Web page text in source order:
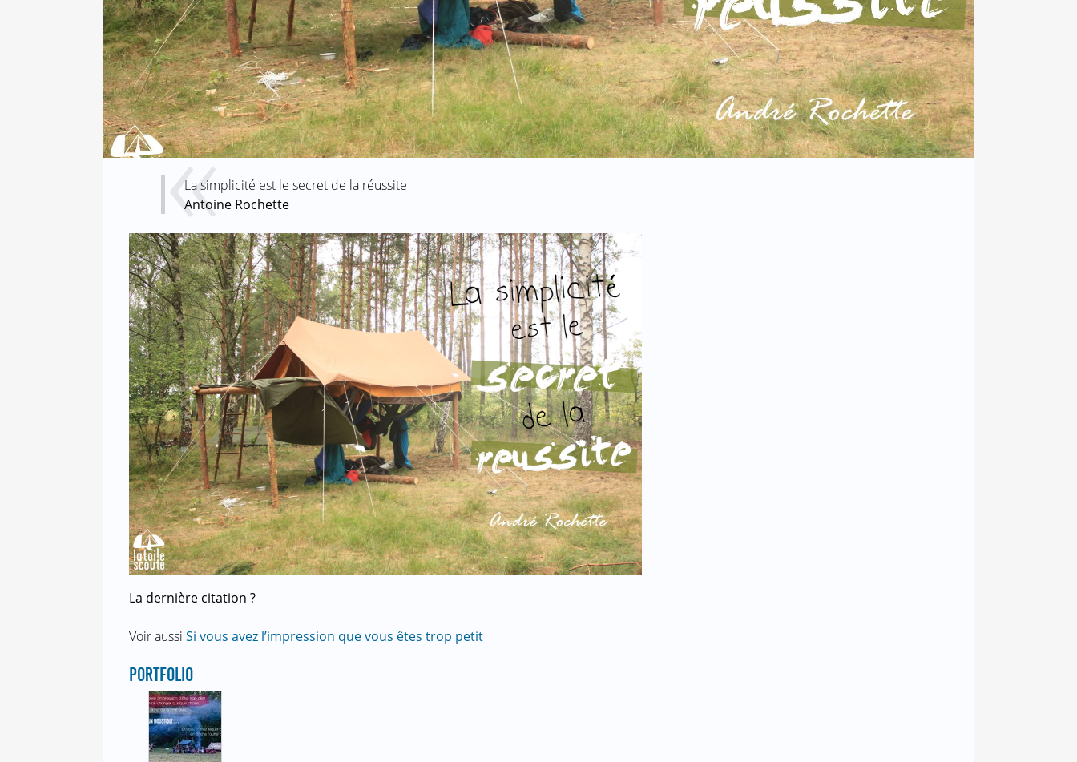
La simplicité est le secret de la réussite
Antoine Rochette
La dernière citation ?
Voir aussi Si vous avez l’impression que vous êtes trop petit
PORTFOLIO